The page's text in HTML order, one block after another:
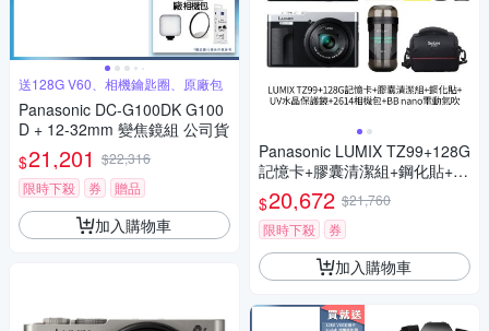
送128G V60、相機鑰匙圈、原廠包
Panasonic DC-G100DK G100
D + 12-32mm 變焦鏡組 公司貨
$21,201 $22,316
限時下殺
券 贈品
加入購物車
Panasonic LUMIX TZ99+128G
記憶卡+膠囊清潔組+鋼化貼+水
晶保護鏡+2614相機包+NITEC
ORE BB nano 迷你電動氣吹
(公司貨)
$20,672 $21,760
限時下殺
券
加入購物車